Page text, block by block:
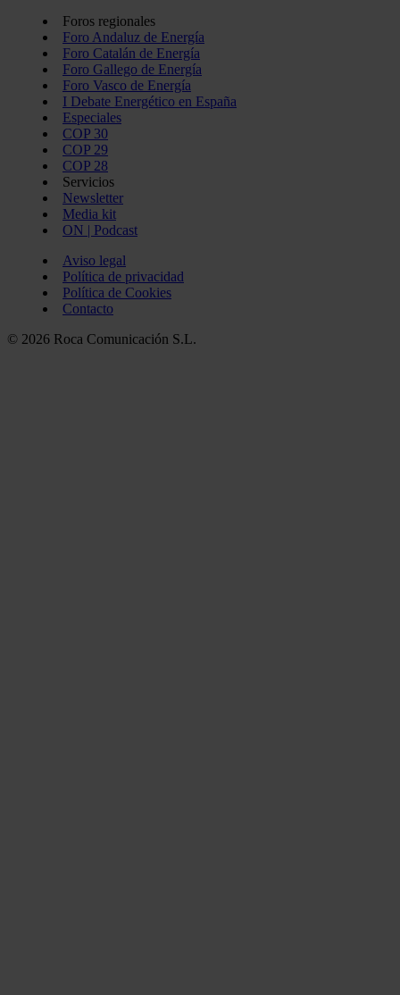
Foros regionales
Foro Andaluz de Energía
Foro Catalán de Energía
Foro Gallego de Energía
Foro Vasco de Energía
I Debate Energético en España
Especiales
COP 30
COP 29
COP 28
Servicios
Newsletter
Media kit
ON | Podcast
Aviso legal
Política de privacidad
Política de Cookies
Contacto
© 2026 Roca Comunicación S.L.